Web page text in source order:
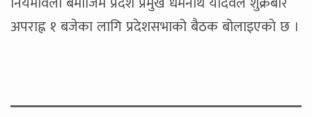
अपराह्न १ बजेका लागि प्रदेशसभाको बैठक बोलाइएको छ ।